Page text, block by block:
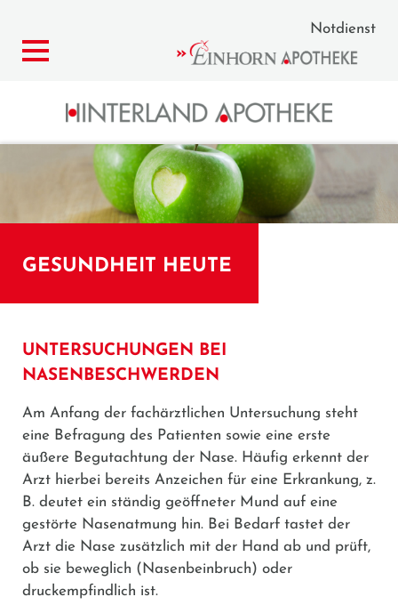
Notdienst
GESUNDHEIT HEUTE
UNTERSUCHUNGEN BEI
NASENBESCHWERDEN
Am Anfang der fachärztlichen Untersuchung steht
eine Befragung des Patienten sowie eine erste
äußere Begutachtung der Nase. Häufig erkennt der
Arzt hierbei bereits Anzeichen für eine Erkrankung, z.
B. deutet ein ständig geöffneter Mund auf eine
gestörte Nasenatmung hin. Bei Bedarf tastet der
Arzt die Nase zusätzlich mit der Hand ab und prüft,
ob sie beweglich (Nasenbeinbruch) oder
druckempfindlich ist.